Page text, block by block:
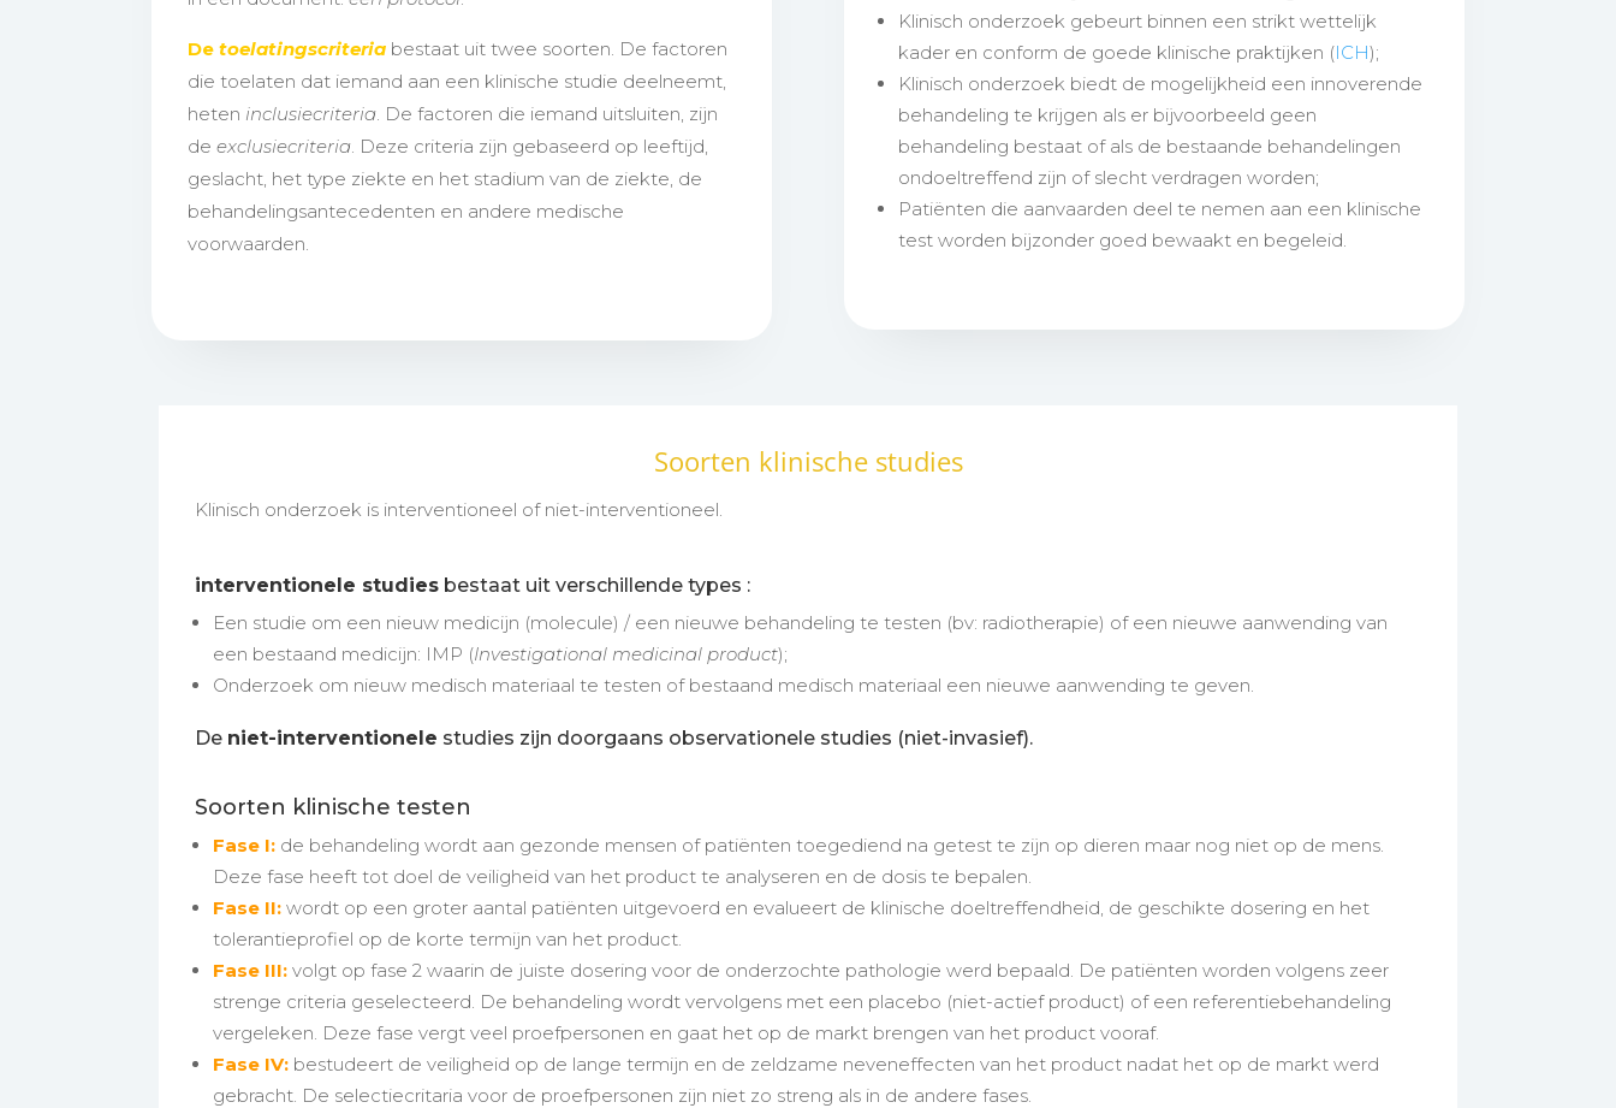
De toelatingscriteriabestaat uit twee soorten. De factoren
die toelaten dat iemand aan een klinische studie deelneemt,
heten inclusiecriteria. De factoren die iemand uitsluiten, zijn
de exclusiecriteria. Deze criteria zijn gebaseerd op leeftijd,
geslacht, het type ziekte en het stadium van de ziekte, de
behandelingsantecedenten en andere medische
voorwaarden.
Klinisch onderzoek gebeurt binnen een strikt wettelijk
kader en conform de goede klinische praktijken (ICH);
Klinisch onderzoek biedt de mogelijkheid een innoverende
behandeling te krijgen als er bijvoorbeeld geen
behandeling bestaat of als de bestaande behandelingen
ondoeltreffend zijn of slecht verdragen worden;
Patiënten die aanvaarden deel te nemen aan een klinische
test worden bijzonder goed bewaakt en begeleid.
Soorten klinische studies
Klinisch onderzoek is interventioneel of niet-interventioneel.
interventionele studies bestaat uit verschillende types :
Een studie om een nieuw medicijn (molecule) / een nieuwe behandeling te testen (bv: radiotherapie) of een nieuwe aanwending van
een bestaand medicijn: IMP (Investigational medicinal product);
Onderzoek om nieuw medisch materiaal te testen of bestaand medisch materiaal een nieuwe aanwending te geven.
De niet-interventionele studies zijn doorgaans observationele studies (niet-invasief).
Soorten klinische testen
Fase I: de behandeling wordt aan gezonde mensen of patiënten toegediend na getest te zijn op dieren maar nog niet op de mens.
Deze fase heeft tot doel de veiligheid van het product te analyseren en de dosis te bepalen.
Fase II: wordt op een groter aantal patiënten uitgevoerd en evalueert de klinische doeltreffendheid, de geschikte dosering en het
tolerantieprofiel op de korte termijn van het product.
Fase III: volgt op fase 2 waarin de juiste dosering voor de onderzochte pathologie werd bepaald. De patiënten worden volgens zeer
strenge criteria geselecteerd. De behandeling wordt vervolgens met een placebo (niet-actief product) of een referentiebehandeling
vergeleken. Deze fase vergt veel proefpersonen en gaat het op de markt brengen van het product vooraf.
Fase IV: bestudeert de veiligheid op de lange termijn en de zeldzame neveneffecten van het product nadat het op de markt werd
gebracht. De selectiecritaria voor de proefpersonen zijn niet zo streng als in de andere fases.